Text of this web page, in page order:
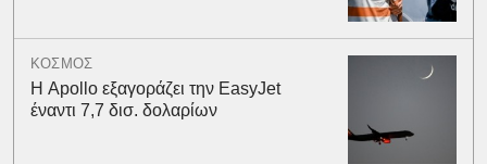
ΚΟΣΜΟΣ
Η Apollo εξαγοράζει την EasyJet
έναντι 7,7 δισ. δολαρίων